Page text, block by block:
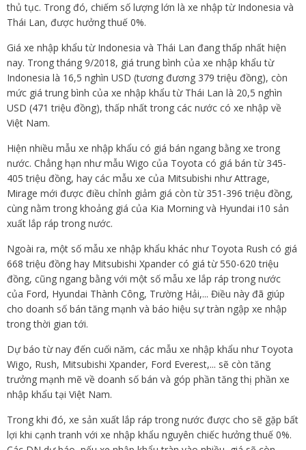
thủ tục. Trong đó, chiếm số lượng lớn là xe nhập từ Indonesia và
Thái Lan, được hưởng thuế 0%.
Giá xe nhập khẩu từ Indonesia và Thái Lan đang thấp nhất hiện
nay. Trong tháng 9/2018, giá trung bình của xe nhập khẩu từ
Indonesia là 16,5 nghìn USD (tương đương 379 triệu đồng), còn
mức giá trung bình của xe nhập khẩu từ Thái Lan là 20,5 nghìn
USD (471 triệu đồng), thấp nhất trong các nước có xe nhập về
Việt Nam.
Hiện nhiều mẫu xe nhập khẩu có giá bán ngang bằng xe trong
nước. Chẳng hạn như mẫu Wigo của Toyota có giá bán từ 345-
405 triệu đồng, hay các mẫu xe của Mitsubishi như Attrage,
Mirage mới được điều chỉnh giảm giá còn từ 351-396 triệu đồng,
cùng nằm trong khoảng giá của Kia Morning và Hyundai i10 sản
xuất lắp ráp trong nước.
Ngoài ra, một số mẫu xe nhập khẩu khác như Toyota Rush có giá
668 triệu đồng hay Mitsubishi Xpander có giá từ 550-620 triệu
đồng, cũng ngang bằng với một số mẫu xe lắp ráp trong nước
của Ford, Hyundai Thành Công, Trường Hải,... Điều này đã giúp
cho doanh số bán tăng mạnh và báo hiệu sự tràn ngập xe nhập
trong thời gian tới.
Dự báo từ nay đến cuối năm, các mẫu xe nhập khẩu như Toyota
Wigo, Rush, Mitsubishi Xpander, Ford Everest,... sẽ còn tăng
trưởng mạnh mẽ về doanh số bán và góp phần tăng thị phần xe
nhập khẩu tại Việt Nam.
Trong khi đó, xe sản xuất lắp ráp trong nước được cho sẽ gặp bất
lợi khi cạnh tranh với xe nhập khẩu nguyên chiếc hưởng thuế 0%.